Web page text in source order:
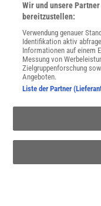
Spektrum
Sie können unsere
mit Ihren
Newsletter
Wir und unsere
bereitzustellen:
Verwendung genauer
Identifikation aktiv
Informationen auf einem
Messung von
Zielgruppenforschung
Angeboten.
Liste der Partner